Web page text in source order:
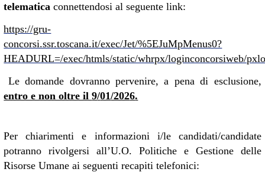
telematica connettendosi al seguente link:
https://gru-
concorsi.ssr.toscana.it/exec/Jet/%5EJuMpMenus0?
HEADURL=/exec/htmls/static/whrpx/loginconcorsiweb/
Le domande dovranno pervenire, a pena di esclusione,
entro e non oltre il9/01/2026.
Per chiarimenti e informazioni i/le candidati/candidate
potranno rivolgersi all’U.O. Politiche e Gestione delle
Risorse Umane ai seguenti recapiti telefonici: